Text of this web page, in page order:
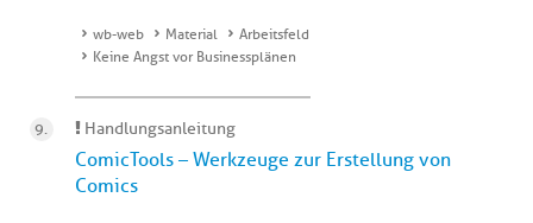
wb-web Material
Arbeitsfeld
Keine Angst vor Businessplänen
Handlungsanleitung
ComicTools – Werkzeuge zur Erstellung von
Comics